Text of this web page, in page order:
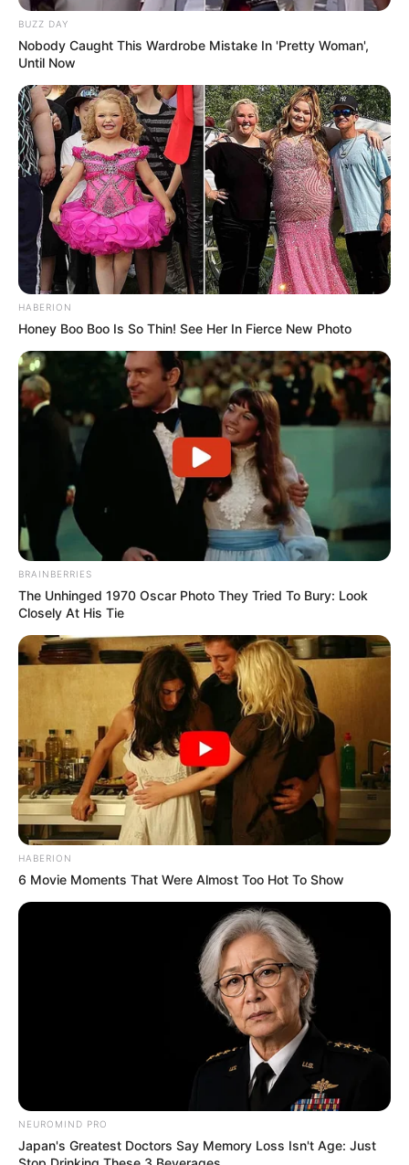
BUZZ DAY
Nobody Caught This Wardrobe Mistake In 'Pretty Woman',
Until Now
HABERION
Honey Boo Boo Is So Thin! See Her In Fierce New Photo
BRAINBERRIES
The Unhinged 1970 Oscar Photo They Tried To Bury: Look
Closely At His Tie
HABERION
6 Movie Moments That Were Almost Too Hot To Show
NEUROMIND PRO
Japan's Greatest Doctors Say Memory Loss Isn't Age: Just